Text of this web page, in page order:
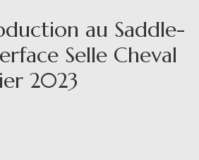
au Saddle-
Selle Cheval
2023